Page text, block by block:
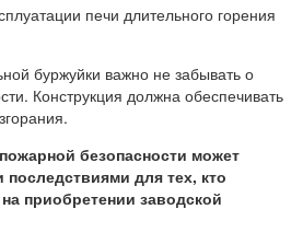
печи длительного горения
буржуйки важно не забывать о
Конструкция должна обеспечивать
безопасности может
для тех, кто
приобретении заводской